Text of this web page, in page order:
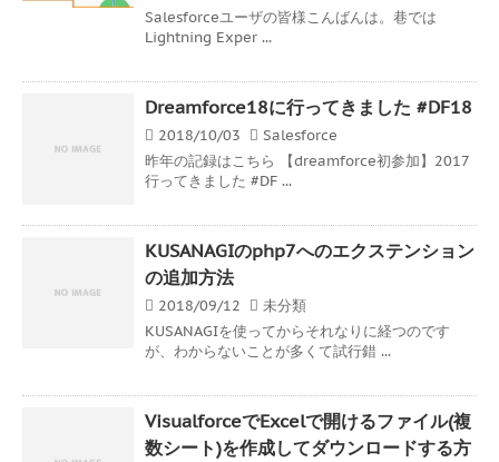
Salesforceユーザの皆様こんばんは。巷では
Lightning Exper ...
Dreamforce18に行ってきました #DF18
2018/10/03
Salesforce
昨年の記録はこちら 【dreamforce初参加】2017
行ってきました #DF ...
KUSANAGIのphp7へのエクステンション
の追加方法
2018/09/12
未分類
KUSANAGIを使ってからそれなりに経つのです
が、わからないことが多くて試行錯 ...
VisualforceでExcelで開けるファイル(複
数シート)を作成してダウンロードする方